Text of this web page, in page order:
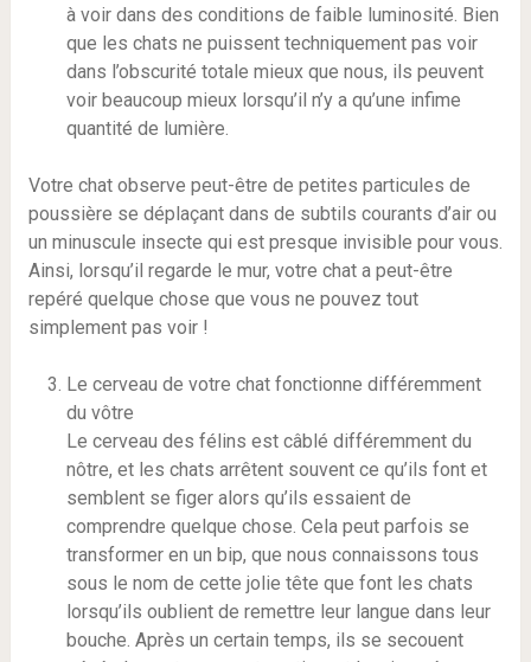
à voir dans des conditions de faible luminosité. Bien
que les chats ne puissent techniquement pas voir
dans l’obscurité totale mieux que nous, ils peuvent
voir beaucoup mieux lorsqu’il n’y a qu’une infime
quantité de lumière.
Votre chat observe peut-être de petites particules de
poussière se déplaçant dans de subtils courants d’air ou
un minuscule insecte qui est presque invisible pour vous.
Ainsi, lorsqu’il regarde le mur, votre chat a peut-être
repéré quelque chose que vous ne pouvez tout
simplement pas voir !
Le cerveau de votre chat fonctionne différemment
du vôtre
Le cerveau des félins est câblé différemment du
nôtre, et les chats arrêtent souvent ce qu’ils font et
semblent se figer alors qu’ils essaient de
comprendre quelque chose. Cela peut parfois se
transformer en un bip, que nous connaissons tous
sous le nom de cette jolie tête que font les chats
lorsqu’ils oublient de remettre leur langue dans leur
bouche. Après un certain temps, ils se secouent